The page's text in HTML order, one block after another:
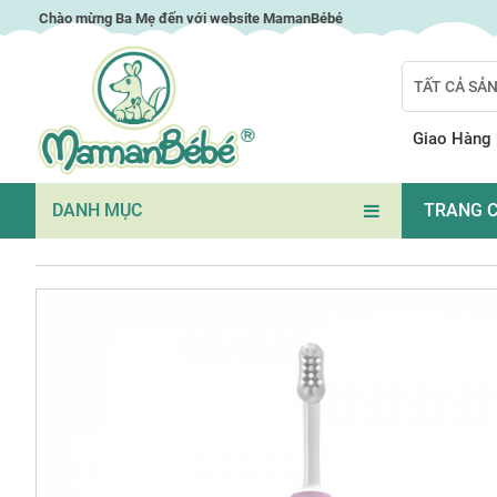
Chuyển
đến
Chào mừng Ba Mẹ đến với website MamanBébé
Search
TẤT CẢ
Giao Hàng
DANH MỤC TRANG